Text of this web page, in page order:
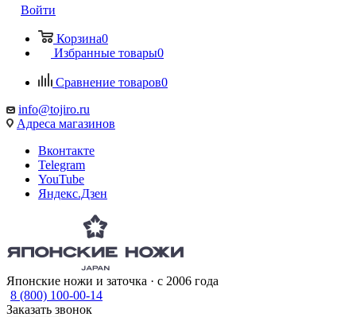
Войти
Корзина0
Избранные товары0
Сравнение товаров0
info@tojiro.ru
Адреса магазинов
Вконтакте
Telegram
YouTube
Яндекс.Дзен
Японские ножи и заточка · с 2006 года
8 (800) 100-00-14
Заказать звонок